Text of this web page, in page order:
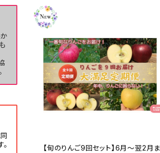
【旬のりんご9回セット】6月～翌2月ま